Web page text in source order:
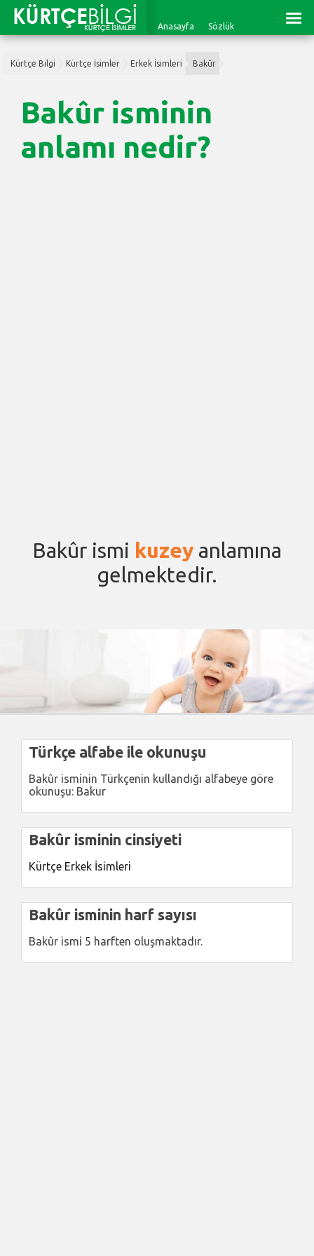
Anasayfa Sözlük
Kürtçe Bilgi Kürtçe İsimler Erkek İsimleri Bakûr
Bakûr isminin
anlamı nedir?
Bakûr ismi kuzey anlamına
gelmektedir.
Türkçe alfabe ile okunuşu
Bakûr isminin Türkçenin kullandığı alfabeye göre
okunuşu: Bakur
Bakûr isminin cinsiyeti
Kürtçe Erkek İsimleri
Bakûr isminin harf sayısı
Bakûr ismi 5 harften oluşmaktadır.